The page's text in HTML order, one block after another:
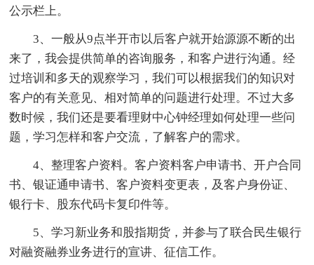
公示栏上。
3、一般从9点半开市以后客户就开始源源不断的出
来了，我会提供简单的咨询服务，和客户进行沟通。经
过培训和多天的观察学习，我们可以根据我们的知识对
客户的有关意见、相对简单的问题进行处理。不过大多
数时候，我们还是要看理财中心钟经理如何处理一些问
题，学习怎样和客户交流，了解客户的需求。
4、整理客户资料。客户资料客户申请书、开户合同
书、银证通申请书、客户资料变更表，及客户身份证、
银行卡、股东代码卡复印件等。
5、学习新业务和股指期货，并参与了联合民生银行
对融资融券业务进行的宣讲、征信工作。